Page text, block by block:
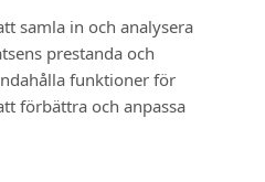
samla in och analysera
prestanda och
funktioner för
förbättra och anpassa